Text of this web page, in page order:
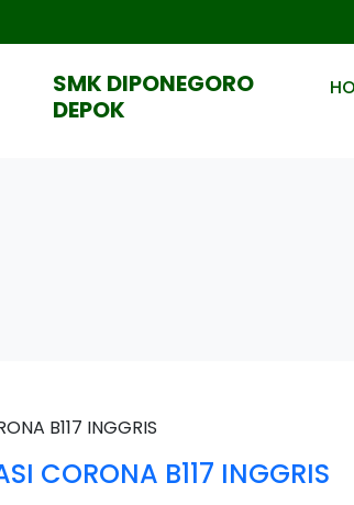
SMK DIPONEGORO
DEPOK
CORONA B117 INGGRIS